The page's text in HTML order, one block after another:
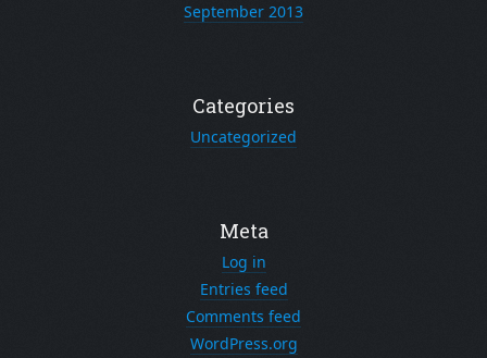
September 2013
Categories
Uncategorized
Meta
Log in
Entries feed
Comments feed
WordPress.org